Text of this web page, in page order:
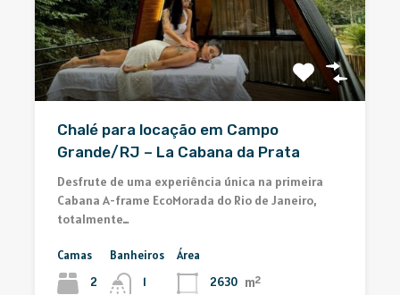
Chalé para locação em Campo
Grande/RJ – La Cabana da Prata
Desfrute de uma experiência única na primeira
Cabana A-frame EcoMorada do Rio de Janeiro,
totalmente…
Camas
2
Banheiros
1
Área
2630 m²